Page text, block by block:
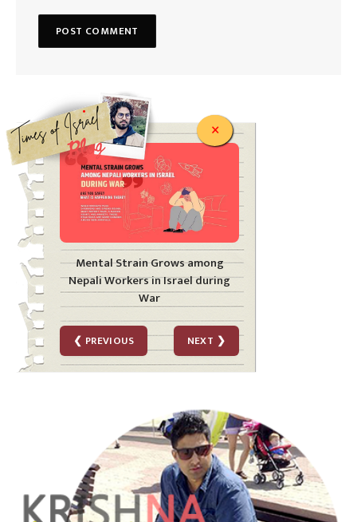
.
×
Mental Strain Grows among
Nepali Workers in Israel during
War
❮ PREVIOUS NEXT ❯